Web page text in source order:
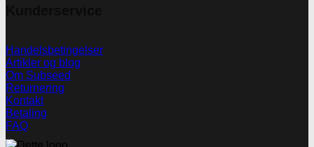
Handelsbetingelser
Artikler og blog
Om Subseed
Returnering
Kontakt
Betaling
FAQ